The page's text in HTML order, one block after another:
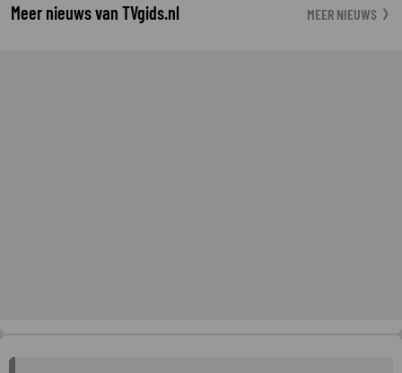
Meer nieuws van TVgids.nl MEER NIEUWS